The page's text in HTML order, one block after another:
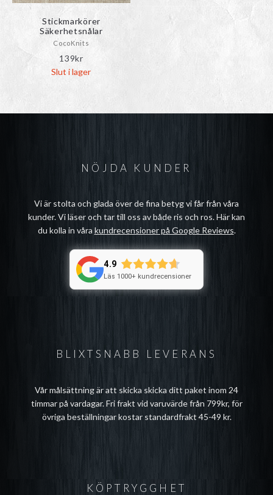
Stickmarkörer
Säkerhetsnålar
CocoKnits
139kr
Slut i lager
BLIXTSNABB LEVERANS
Vår målsättning är att skicka skicka ditt paket inom 24
timmar på vardagar. Fri frakt vid varuvärde från 799kr, för
övriga beställningar kostar standardfrakt 45-49 kr.
NÖJDA KUNDER
Vi är stolta och glada över de fina betyg vi får från våra
kunder. Vi läser och tar till oss av både ris och ros. Här kan
du kolla in våra kundrecensioner på Google Reviews.
4.9
Läs 1000+ kundrecensioner
KÖPTRYGGHET